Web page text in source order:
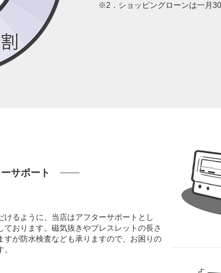
※2．ショッピングローンは一月
サポート
るように、当店はアフターサポートとし
おります。磁気抜きやブレスレットの長さ
が防水検査なども承りますので、お困りの